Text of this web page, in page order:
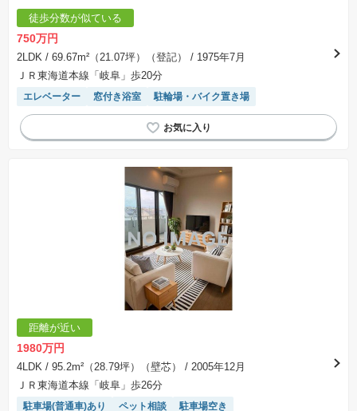
徒歩分数が似ている
750万円
2LDK / 69.67m²（21.07坪）（登記）
/ 1975年7月
ＪＲ東海道本線「岐阜」歩20分
エレベーター 窓付き浴室 駐輪場・バイク置き場
距離が近い
1980万円
4LDK / 95.2m²（28.79坪）（壁芯）
/ 2005年12月
ＪＲ東海道本線「岐阜」歩26分
駐車場(普通車)あり ペット相談 駐車場空き